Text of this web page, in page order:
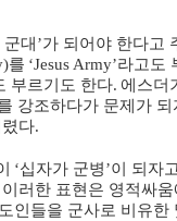
군대 ’가 되어야 한다고
를 ‘Jesus Army’라고도
부르기도 한다. 에스더
강조하다가 문제가 되
다.
‘십자가 군병’이 되자
이러한 표현은 영적싸움
인들을 군사로 비유한